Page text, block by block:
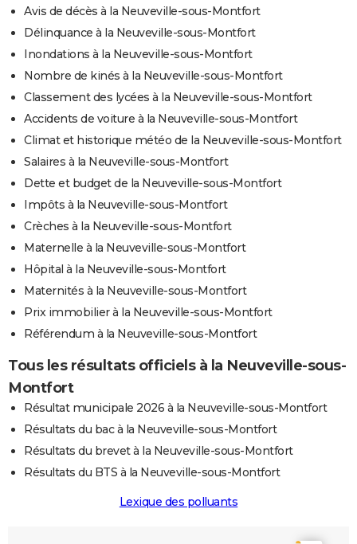
Avis de décès à la Neuveville-sous-Montfort
Délinquance à la Neuveville-sous-Montfort
Inondations à la Neuveville-sous-Montfort
Nombre de kinés à la Neuveville-sous-Montfort
Classement des lycées à la Neuveville-sous-Montfort
Accidents de voiture à la Neuveville-sous-Montfort
Climat et historique météo de la Neuveville-sous-Montfort
Salaires à la Neuveville-sous-Montfort
Dette et budget de la Neuveville-sous-Montfort
Impôts à la Neuveville-sous-Montfort
Crèches à la Neuveville-sous-Montfort
Maternelle à la Neuveville-sous-Montfort
Hôpital à la Neuveville-sous-Montfort
Maternités à la Neuveville-sous-Montfort
Prix immobilier à la Neuveville-sous-Montfort
Référendum à la Neuveville-sous-Montfort
Tous les résultats officiels à la Neuveville-sous-
Montfort
Résultat municipale 2026 à la Neuveville-sous-Montfort
Résultats du bac à la Neuveville-sous-Montfort
Résultats du brevet à la Neuveville-sous-Montfort
Résultats du BTS à la Neuveville-sous-Montfort
Lexique des polluants